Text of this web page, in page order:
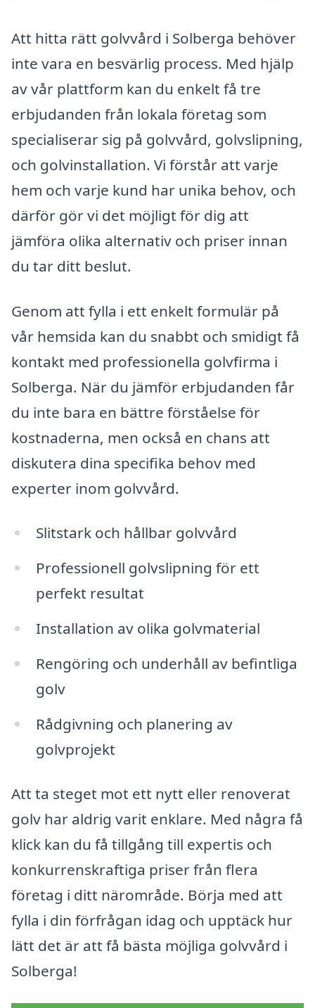
Att hitta rätt golvvård i Solberga behöver
inte vara en besvärlig process. Med hjälp
av vår plattform kan du enkelt få tre
erbjudanden från lokala företag som
specialiserar sig på golvvård, golvslipning,
och golvinstallation. Vi förstår att varje
hem och varje kund har unika behov, och
därför gör vi det möjligt för dig att
jämföra olika alternativ och priser innan
du tar ditt beslut.
Genom att fylla i ett enkelt formulär på
vår hemsida kan du snabbt och smidigt få
kontakt med professionella golvfirma i
Solberga. När du jämför erbjudanden får
du inte bara en bättre förståelse för
kostnaderna, men också en chans att
diskutera dina specifika behov med
experter inom golvvård.
Slitstark och hållbar golvvård
Professionell golvslipning för ett
perfekt resultat
Installation av olika golvmaterial
Rengöring och underhåll av befintliga
golv
Rådgivning och planering av
golvprojekt
Att ta steget mot ett nytt eller renoverat
golv har aldrig varit enklare. Med några få
klick kan du få tillgång till expertis och
konkurrenskraftiga priser från flera
företag i ditt närområde. Börja med att
fylla i din förfrågan idag och upptäck hur
lätt det är att få bästa möjliga golvvård i
Solberga!